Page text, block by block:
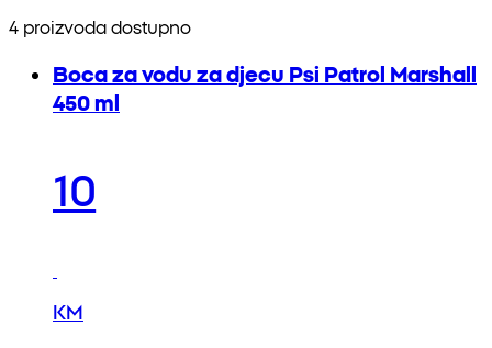
4 proizvoda dostupno
Boca za vodu za djecu Psi Patrol Marshall
450 ml
10
KM